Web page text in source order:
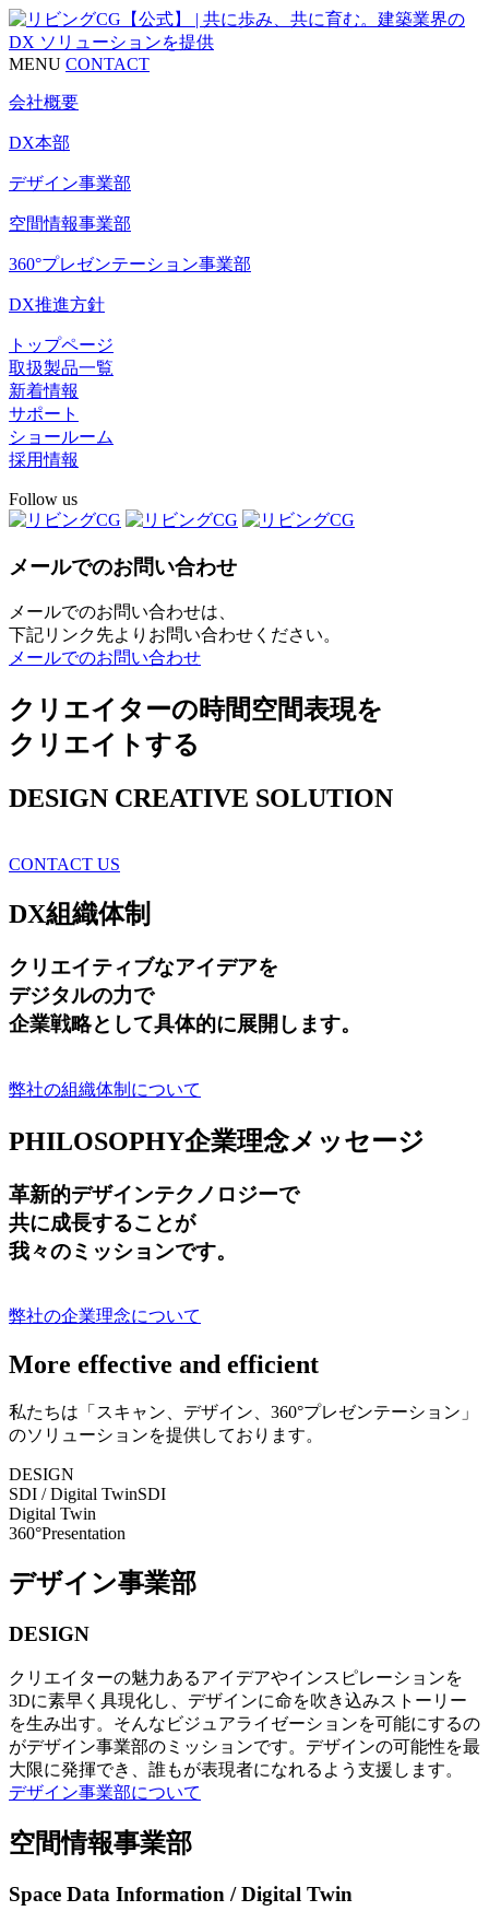
MENU CONTACT
会社概要
DX本部
デザイン事業部
空間情報事業部
360°プレゼンテーション事業部
DX推進方針
トップページ
取扱製品一覧
新着情報
サポート
ショールーム
採用情報
Follow us
メールでのお問い合わせ
メールでのお問い合わせは、
下記リンク先よりお問い合わせください。
メールでのお問い合わせ
クリエイターの時間空間表現を
クリエイトする
DESIGN CREATIVE SOLUTION
CONTACT US
DX組織体制
クリエイティブなアイデアを
デジタルの力で
企業戦略として具体的に展開します。
弊社の組織体制について
PHILOSOPHY企業理念メッセージ
革新的デザインテクノロジーで
共に成長することが
我々のミッションです。
弊社の企業理念について
More effective and efficient
私たちは「スキャン、デザイン、360°プレゼンテーション」
のソリューションを提供しております。
DESIGN
SDI / Digital TwinSDI
Digital Twin
360°Presentation
デザイン事業部
DESIGN
クリエイターの魅力あるアイデアやインスピレーションを
3Dに素早く具現化し、デザインに命を吹き込みストーリー
を生み出す。そんなビジュアライゼーションを可能にするの
がデザイン事業部のミッションです。デザインの可能性を最
大限に発揮でき、誰もが表現者になれるよう支援します。
デザイン事業部について
空間情報事業部
Space Data Information / Digital Twin